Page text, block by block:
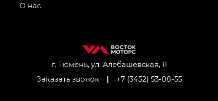
г. Тюмень, ул. Алебашевская, 11
Заказать звонок
| +7 (3452) 53-08-55
О нас